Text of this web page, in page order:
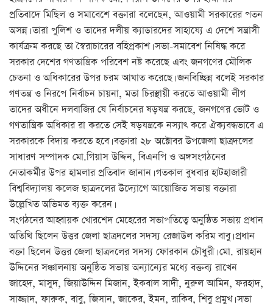
প্রতিবাদে মিছিল ও সমাবেশে বক্তারা বলেছেন, আওয়ামী সরকারের পতন
অসন্ন। তারা পুলিশ ও তাদের দলীয় ক্যাডারদের সাহায্যে এ দেশে সন্ত্রাসী
কার্যক্রম করছে তা স্বৈরাচারের বহিপ্রকাশ। সভা-সমাবেশ নিষিদ্ধ করে
সরকার দেশের গণতান্ত্রিক পরিবেশ নষ্ট করেছে এবং জনগণের মৌলিক
চেতনা ও অধিকারের উপর চরম আঘাত করেছে। জনবিচ্ছিন্ন বলেই সরকার
গণতন্ত্র ও নিরপে নির্বাচন চায়না, মতা চিরস্থায়ী করতে আওয়ামী লীগ
তাদের অধীনে দলবাজির যে নির্বাচনের ষড়যন্ত্র করছে, জনগণের ভোট ও
গণতান্ত্রিক অধিকার রা করতে সেই ষড়যন্ত্রকে নস্যাৎ করে ঐক্যবদ্ধভাবে এ
সরকারকে বিদায় করতে হবে। বক্তারা ২৮ অক্টোবর উপজেলা ছাত্রদলের
সাধারণ সম্পাদক মো.গিয়াস উদ্দিন, বিএনপি ও অঙ্গসংগঠনের
নেতাকর্মীর উপর হামলার প্রতিবাদ জানান। গতকাল বুধবার হাটহাজারী
বিশ্ববিদ্যালয় কলেজ ছাত্রদলের উদ্যোগে আয়োজিত সভায় বক্তারা
উল্লেখিত অভিমত ব্যক্ত করেন।
সংগঠনের আহ্বায়ক খোরশেদ মেহেরের সভাপতিত্বে অনুষ্ঠিত সভায় প্রধান
অতিথি ছিলেন উত্তর জেলা ছাত্রদলের সদস্য রেজাউল করিম বাবু। প্রধান
বক্তা ছিলেন উত্তর জেলা ছাত্রদলের সদস্য ফোরকান চৌধুরী। মো. রায়হান
উদ্দিনের সঞ্চালনায় অনুষ্ঠিত সভায় অন্যান্যের মধ্যে বক্তব্য রাখেন
জাহেদ, মাসুদ, জিয়াউদ্দিন মিজান, ইকবাল সাদী, নুরুল আমিন, ফরহাদ,
সাজ্জাদ, ফারুক, বাবু, জিসান, জাকের, ইমন, রাকিব, শিবু প্রমুখ। সভা